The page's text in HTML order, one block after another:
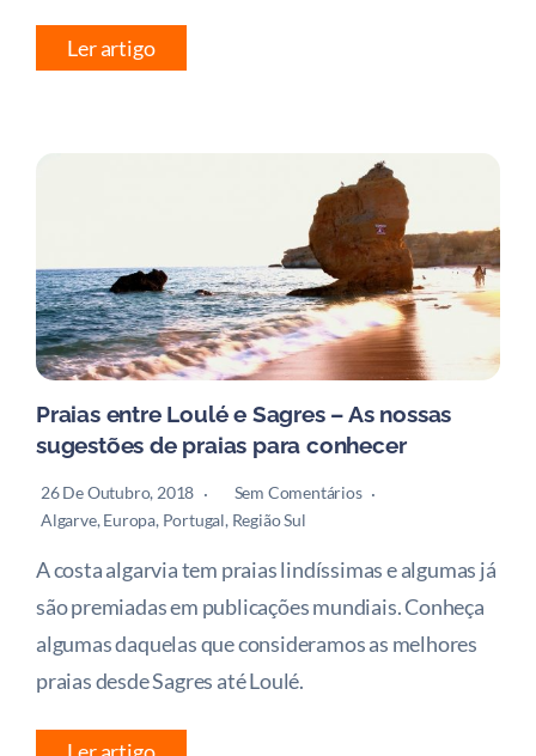
Ler artigo
Praias entre Loulé e Sagres – As nossas
sugestões de praias para conhecer
26 De Outubro, 2018
Sem Comentários
Algarve, Europa, Portugal, Região Sul
A costa algarvia tem praias lindíssimas e algumas já
são premiadas em publicações mundiais. Conheça
algumas daquelas que consideramos as melhores
praias desde Sagres até Loulé.